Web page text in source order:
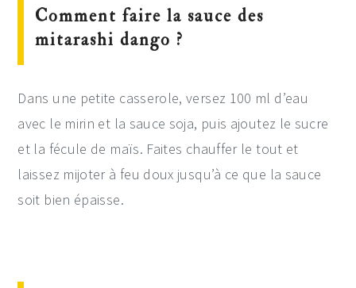
Comment faire la sauce des
mitarashi dango ?
Dans une petite casserole, versez 100 ml d’eau
avec le mirin et la sauce soja, puis ajoutez le sucre
et la fécule de maïs. Faites chauffer le tout et
laissez mijoter à feu doux jusqu’à ce que la sauce
soit bien épaisse.